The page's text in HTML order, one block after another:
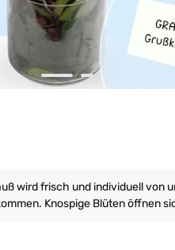
wird frisch und individuell von
Knospige Blüten öffnen